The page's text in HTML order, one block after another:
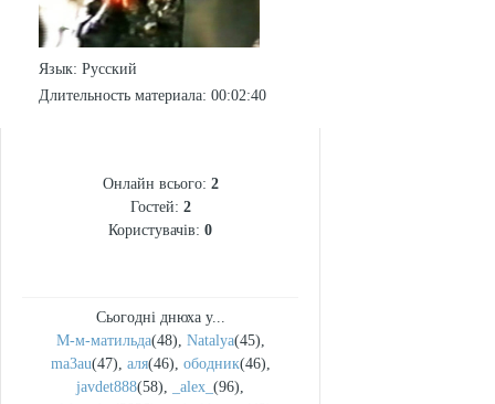
Язык: Русский
Длительность материала: 00:02:40
Онлайн всього: 2
Гостей: 2
Користувачів: 0
Сьогодні днюха у...
М-м-матильда(48), Natalya(45),
ma3au(47), аля(46), ободник(46),
javdet888(58), _alex_ (96),